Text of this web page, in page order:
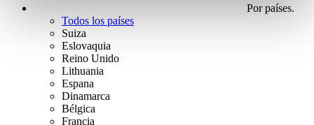
Por países.
Todos los países
Suiza
Eslovaquia
Reino Unido
Lithuania
Espana
Dinamarca
Bélgica
Francia